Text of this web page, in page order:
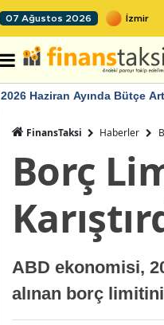
07 Ağustos 2026
2026 Haziran Ayında Bütçe
FinansTaksi Haberler
Borç
ABD ekonomisi,
alınan borç